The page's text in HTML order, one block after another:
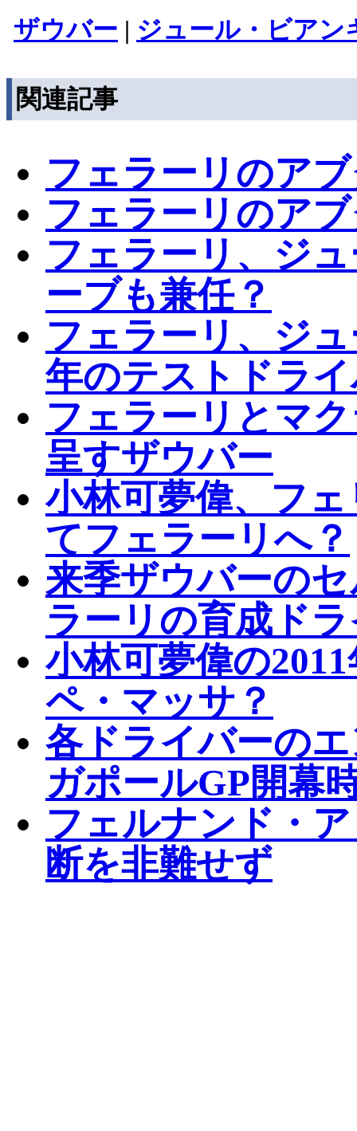
ザウバー | ジュール・ビアン
関連記事
フェラーリのア
フェラーリのア
フェラーリ、ジ
ーブも兼任？
フェラーリ、ジ
年のテストドラ
フェラーリとマ
呈すザウバー
小林可夢偉、フ
てフェラーリへ？
来季ザウバーの
ラーリの育成ド
小林可夢偉の
ペ・マッサ？
各ドライバーの
ガポールGP開幕
フェルナンド・
断を非難せず